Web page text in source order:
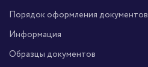
Порядок оформления документов
Информация
Образцы документов